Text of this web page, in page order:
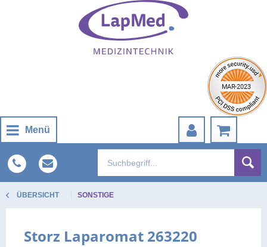
Menü
ÜBERSICHT SONSTIGE
Storz Laparomat 263220